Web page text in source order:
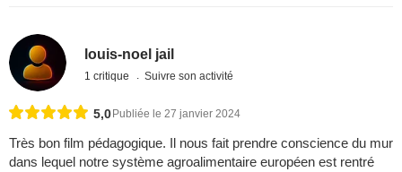
louis-noel jail
1 critique Suivre son activité
5,0 Publiée le 27 janvier 2024
Très bon film pédagogique. Il nous fait prendre conscience du mur
dans lequel notre système agroalimentaire européen est rentré